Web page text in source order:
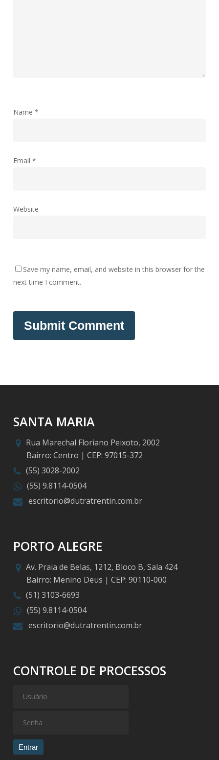
Name *
Email *
Website
Save my name, email, and website in this browser for the
next time I comment.
SANTA MARIA
Rua Marechal Floriano Peixoto, 2002
Bairro: Centro | CEP: 97015-372
(55) 3028-2002
(55) 9.8114-0504
escritorio@dutratrentin.com.br
PORTO ALEGRE
Av. Praia de Belas, 1212, Bloco B, Sala 424
Bairro: Menino Deus | CEP: 90110-000
(51) 3103-6693
(55) 9.8114-0504
escritorio@dutratrentin.com.br
CONTROLE DE PROCESSOS
Entrar